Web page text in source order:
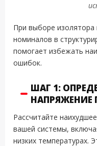
При выборе изолятора
номиналов в
помогает избежать
ошибок.
ШАГ 1:
НАПРЯЖЕНИЕ
Рассчитайте
вашей системы,
низких температурах.